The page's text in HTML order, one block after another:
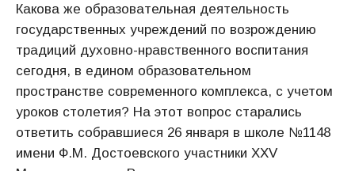
Какова же образовательная деятельность
государственных учреждений по возрождению
традиций духовно-нравственного воспитания
сегодня, в едином образовательном
пространстве современного комплекса, с учетом
уроков столетия? На этот вопрос старались
ответить собравшиеся 26 января в школе №1148
имени Ф.М. Достоевского участники XXV